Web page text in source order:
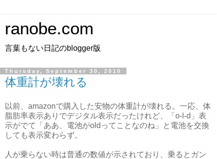
ranobe.com
言葉もない日記のblogger版
Thursday, September 30, 2010
体重計が壊れる
以前、amazonで購入した安物の体重計が壊れる。一応、体
脂肪率表示ありでデジタル表示だったけれど、「o-l-d」表
示がでて「ああ、電池がoldってことなのね」と電池を交換
しても表示変わらず。
人が乗らない時は普通の数値が示されており、乗るとガン